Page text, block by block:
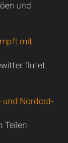
und
mit
flutet
und Nordost-
Teilen